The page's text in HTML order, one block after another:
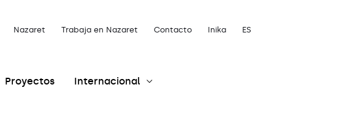
Nazaret Trabaja en Nazaret Contacto Inika ES
Proyectos Internacional